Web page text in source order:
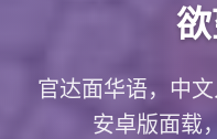
官达面华语，中
安卓版面载